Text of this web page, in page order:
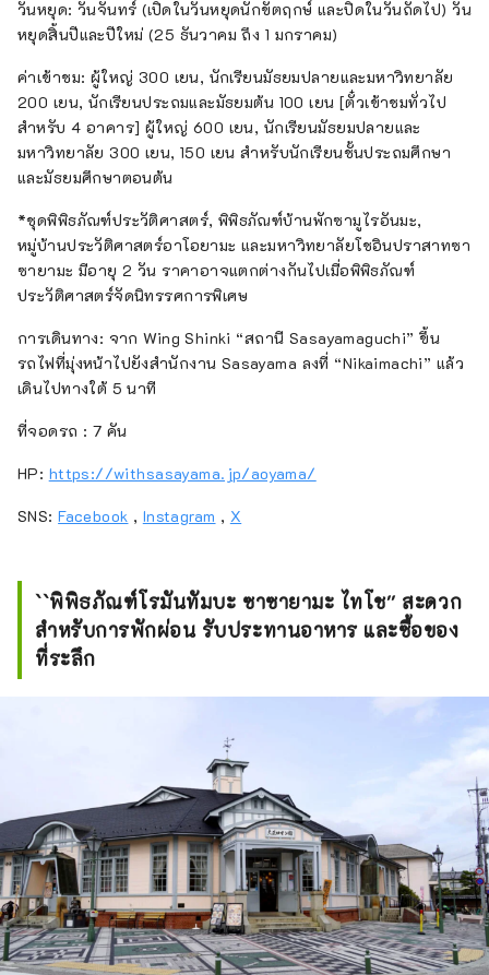
วันหยุด: วันจันทร์ (เปิดในวันหยุดนักขัตฤกษ์ และปิดในวันถัดไป) วัน
หยุดสิ้นปีและปีใหม่ (25 ธันวาคม ถึง 1 มกราคม)
ค่าเข้าชม: ผู้ใหญ่ 300 เยน, นักเรียนมัธยมปลายและมหาวิทยาลัย
200 เยน, นักเรียนประถมและมัธยมต้น 100 เยน [ตั๋วเข้าชมทั่วไป
สำหรับ 4 อาคาร] ผู้ใหญ่ 600 เยน, นักเรียนมัธยมปลายและ
มหาวิทยาลัย 300 เยน, 150 เยน สำหรับนักเรียนชั้นประถมศึกษา
และมัธยมศึกษาตอนต้น
*ชุดพิพิธภัณฑ์ประวัติศาสตร์, พิพิธภัณฑ์บ้านพักซามูไรอันมะ,
หมู่บ้านประวัติศาสตร์อาโอยามะ และมหาวิทยาลัยโชอินปราสาทซา
ซายามะ มีอายุ 2 วัน ราคาอาจแตกต่างกันไปเมื่อพิพิธภัณฑ์
ประวัติศาสตร์จัดนิทรรศการพิเศษ
การเดินทาง: จาก Wing Shinki “สถานี Sasayamaguchi” ขึ้น
รถไฟที่มุ่งหน้าไปยังสำนักงาน Sasayama ลงที่ “Nikaimachi” แล้ว
เดินไปทางใต้ 5 นาที
ที่จอดรถ : 7 คัน
HP: https://withsasayama.jp/aoyama/
SNS:Facebook , Instagram , X
``พิพิธภัณฑ์โรมันทัมบะ ซาซายามะ ไทโช'' สะดวก
สำหรับการพักผ่อน รับประทานอาหาร และซื้อของ
ที่ระลึก